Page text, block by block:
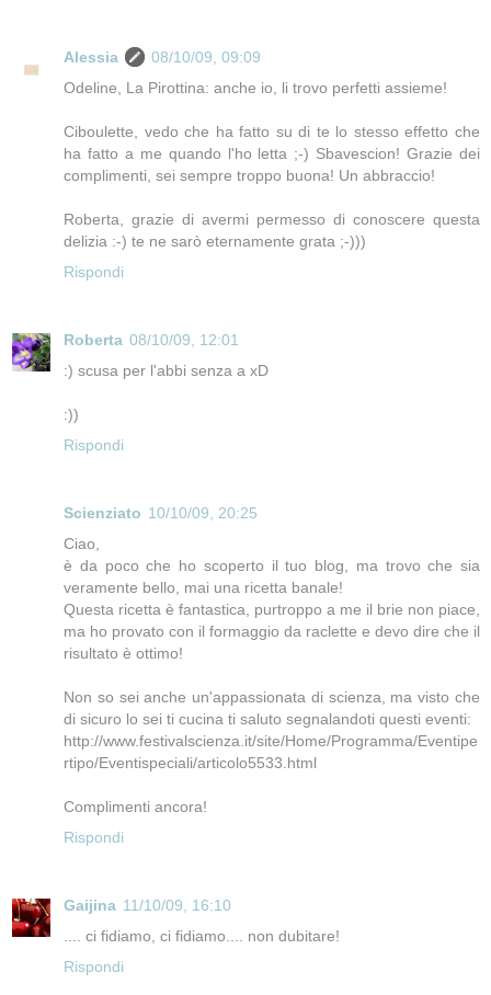
Alessia
08/10/09, 09:09
Odeline, La Pirottina: anche io, li trovo perfetti assieme!
Ciboulette, vedo che ha fatto su di te lo stesso effetto che
ha fatto a me quando l'ho letta ;-) Sbavescion! Grazie dei
complimenti, sei sempre troppo buona! Un abbraccio!
Roberta, grazie di avermi permesso di conoscere questa
delizia :-) te ne sarò eternamente grata ;-)))
Rispondi
Roberta 08/10/09, 12:01
:) scusa per l'abbi senza a xD
:))
Rispondi
Scienziato 10/10/09, 20:25
Ciao,
è da poco che ho scoperto il tuo blog, ma trovo che sia
veramente bello, mai una ricetta banale!
Questa ricetta è fantastica, purtroppo a me il brie non piace,
ma ho provato con il formaggio da raclette e devo dire che il
risultato è ottimo!
Non so sei anche un'appassionata di scienza, ma visto che
di sicuro lo sei ti cucina ti saluto segnalandoti questi eventi:
http://www.festivalscienza.it/site/Home/Programma/Eventipe
rtipo/Eventispeciali/articolo5533.html
Complimenti ancora!
Rispondi
Gaijina 11/10/09, 16:10
.... ci fidiamo, ci fidiamo.... non dubitare!
Rispondi